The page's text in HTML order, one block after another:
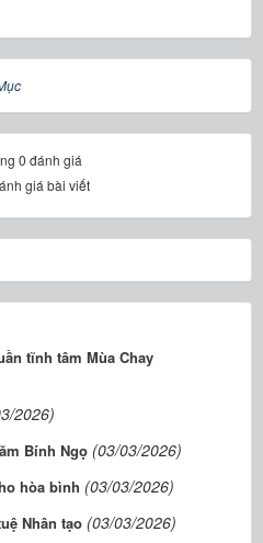
0 đánh giá
giá bài viết
tĩnh tâm Mùa Chay
2026)
Bính Ngọ (03/03/2026)
hòa bình (03/03/2026)
Nhân tạo (03/03/2026)